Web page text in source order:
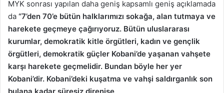
MYK sonrası yapılan daha geniş kapsamlı geniş açıklamada
da “7’den 70’e bütün halklarımızı sokağa, alan tutmaya ve
harekete geçmeye çağırıyoruz. Bütün uluslararası
kurumlar, demokratik kitle örgütleri, kadın ve gençlik
örgütleri, demokratik güçler Kobani’de yaşanan vahşete
karşı harekete geçmelidir. Bundan böyle her yer
Kobani’dir. Kobani’deki kuşatma ve vahşi saldırganlık son